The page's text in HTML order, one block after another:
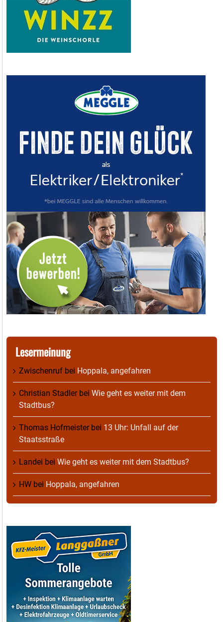
Lesermeinung
Zwischenruf bei Hoppala, angefahren
Christian Stadlerbei Wie geht es weiter mit dem
Stadtbus?
Thomas Hofmeisterbei 13 Uhr: Unfall auf der
Staatsstraße
Landei bei Wie geht es weiter mit dem Stadtbus?
HW bei Hoppala, angefahren